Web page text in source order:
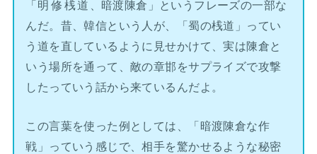
「明修桟道 暗渡陳倉 」というフレーズの一部な
んだ。昔、韓信という人が、「蜀の桟道」ってい
う道を直しているように見せかけて、実は陳倉と
いう場所を通って、敵の章邯をサプライズで攻撃
したっていう話から来ているんだよ。
この言葉を使った例としては、「暗渡陳倉な作
戦」っていう感じで、相手を驚かせるような秘密